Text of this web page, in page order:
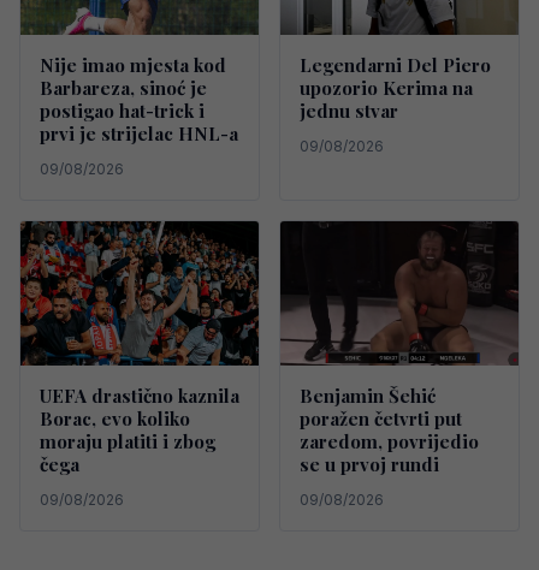
Nije imao mjesta kod
Barbareza, sinoć je
postigao hat-trick i
prvi je strijelac HNL-a
09/08/2026
Legendarni Del Piero
upozorio Kerima na
jednu stvar
09/08/2026
UEFA drastično kaznila
Borac, evo koliko
moraju platiti i zbog
čega
09/08/2026
Benjamin Šehić
poražen četvrti put
zaredom, povrijedio
se u prvoj rundi
09/08/2026